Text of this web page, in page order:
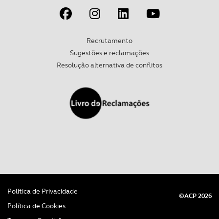
parceiros e organizações na UE e em países terceiros.
dados pessoais serão realizadas apenas com o seu
consentimento e quando tal se afigure estritamente
necessário no contexto dos serviços a prestar.
Realçamos que o bloqueio de certo tipo de Cookies e
tecnologias similares pode ter impacto na sua
experiência de navegação no Website e nos serviços
Recrutamento
Sugestões e reclamações
Resolução alternativa de conflitos
Política de Privacidade
Política de Cookies
©ACP 2026